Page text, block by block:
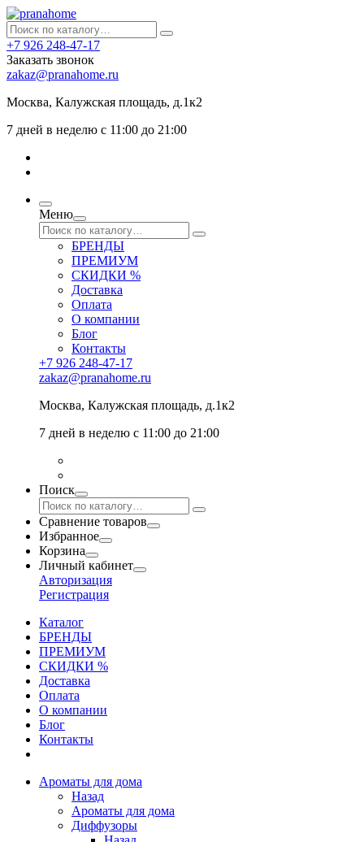
+7 926 248-47-17
Заказать звонок
zakaz@pranahome.ru
Москва, Калужская площадь, д.1к2
7 дней в неделю с 11:00 до 21:00
Меню
БРЕНДЫ
ПРЕМИУМ
СКИДКИ %
Доставка
Оплата
О компании
Блог
Контакты
+7 926 248-47-17
zakaz@pranahome.ru
Москва, Калужская площадь, д.1к2
7 дней в неделю с 11:00 до 21:00
Поиск
Сравнение товаров
Избранное
Корзина
Личный кабинет
Авторизация
Регистрация
Каталог
БРЕНДЫ
ПРЕМИУМ
СКИДКИ %
Доставка
Оплата
О компании
Блог
Контакты
Ароматы для дома
Назад
Ароматы для дома
Диффузоры